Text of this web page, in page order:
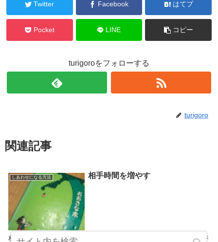
Twitter Facebook はてブ
Pocket LINE コピー
turigoroをフォローする
turigoro
関連記事
しあわせになる方法 相手時間を増やす
相手時間を増やす行為が善 逆の行為、つまり、 相手時間を奪う行為が